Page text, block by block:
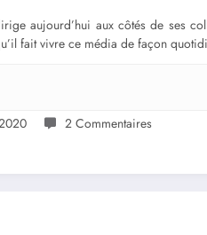
aujourd’hui aux côtés de ses
fait vivre ce média de façon
2 Commentaires